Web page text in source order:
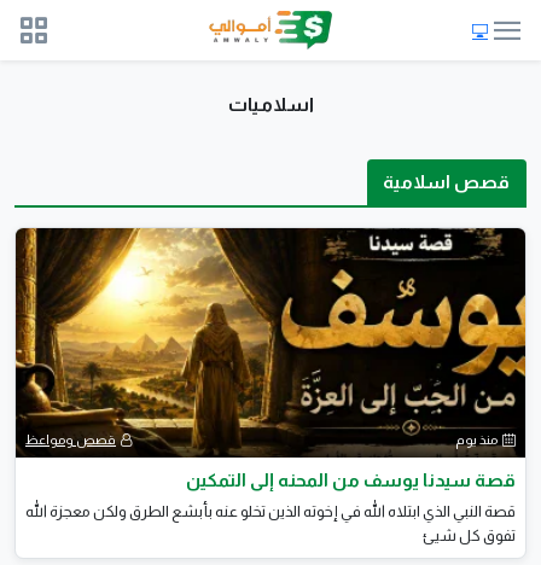
اسلاميات
قصص اسلامية
منذ يوم قصص ومواعظ
قصة سيدنا يوسف من المحنه إلى التمكين
قصة النبي الذي ابتلاه الله في إخوته الذين تخلو عنه بأبشع الطرق ولكن معجزة الله
تفوق كل شيئ